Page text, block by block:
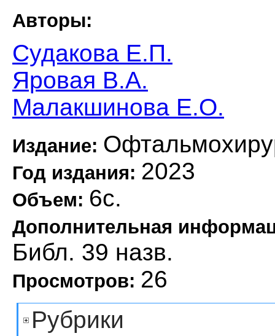
Авторы:
Судакова Е.П.
Яровая В.А.
Малакшинова Е.О.
Издание:
Год издания: 2023
Объем: 6с.
Дополнительная
Библ. 39 назв.
Просмотров: 26
Рубрики